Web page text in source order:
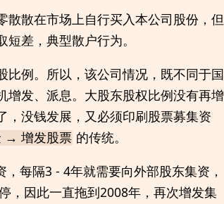
散在市场上自行买入本公司股份，但
差，典型散户行为。
比例。所以，该公司情况，既不同于国
增发、派息。大股东股权比例没有再增
，没钱发展，又必须印刷股票募集资
→ 增发股票 的传统。
每隔3 - 4年就需要向外部股东集资，
，因此一直拖到2008年，再次增发集